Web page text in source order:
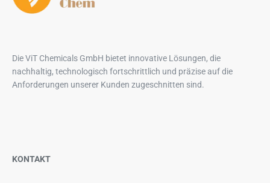
Die ViT Chemicals GmbH bietet innovative Lösungen, die
nachhaltig, technologisch fortschrittlich und präzise auf die
Anforderungen unserer Kunden zugeschnitten sind.
KONTAKT